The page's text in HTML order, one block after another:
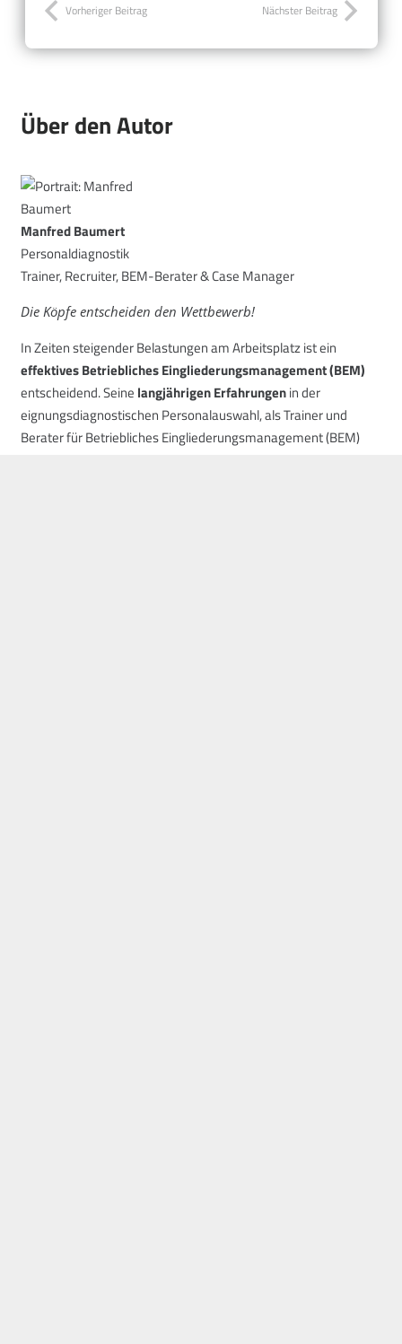
Vorheriger Beitrag Nächster Beitrag
Über den Autor
Manfred Baumert
Personaldiagnostik
Trainer, Recruiter, BEM-Berater & Case Manager
Die Köpfe entscheiden den Wettbewerb!
In Zeiten steigender Belastungen am Arbeitsplatz ist ein
effektives Betriebliches Eingliederungsmanagement (BEM)
entscheidend. Seine langjährigen Erfahrungenin der
eignungsdiagnostischen Personalauswahl, als Trainer und
Berater für Betriebliches Eingliederungsmanagement (BEM)